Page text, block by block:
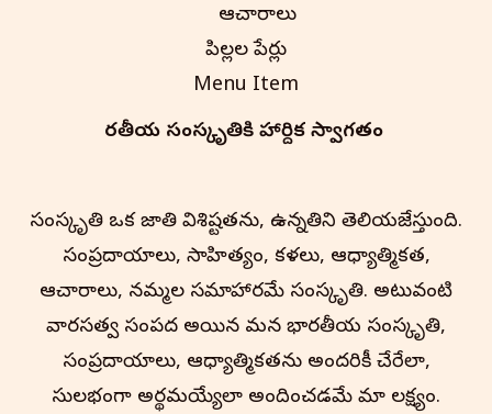
ఆచారాలు
పిల్లల పేర్లు
Menu Item
భారతీయ సంస్కృతి‌కి హార్దిక స్వాగతం
సంస్కృతి ఒక జాతి విశిష్టతను, ఉన్నతిని తెలియజేస్తుంది.
సంప్రదాయాలు, సాహిత్యం, కళలు, ఆధ్యాత్మికత,
ఆచారాలు, నమ్మకాల సమాహారమే సంస్కృతి. అటువంటి
వారసత్వ సంపద అయిన మన భారతీయ సంస్కృతి,
సంప్రదాయాలు, ఆధ్యాత్మికతను అందరికీ చేరేలా,
సులభంగా అర్థమయ్యేలా అందించడమే మా లక్ష్యం.